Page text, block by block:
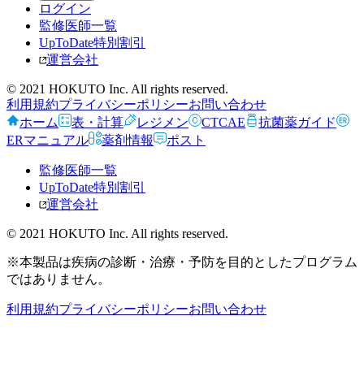
ログイン
監修医師一覧
UpToDate特別割引
運営会社
© 2021 HOKUTO Inc. All rights reserved.
利用規約プライバシーポリシーお問い合わせ
ホーム
表・計算 レジメン CTCAE
抗菌薬ガイド
ERマニュアル
薬剤情報 ポスト
監修医師一覧
UpToDate特別割引
運営会社
© 2021 HOKUTO Inc. All rights reserved.
※本製品は疾病の診断・治療・予防を目的としたプログラム
ではありません。
利用規約プライバシーポリシーお問い合わせ